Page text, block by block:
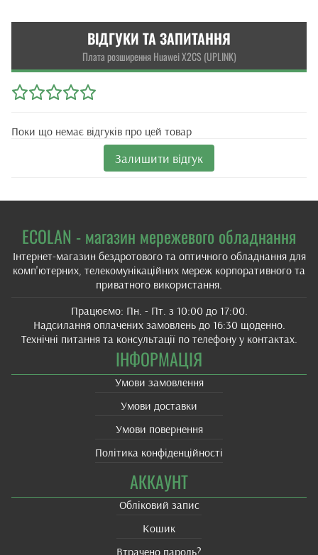
ВІДГУКИ ТА ЗАПИТАННЯ
Плата розширення Huawei X2CS (UPLINK)
Поки що немає відгуків про цей товар
Залишити відгук
ECOLAN - магазин мережевого обладнання
Інтернет-магазин бездротового та оптичного обладнання для
комп'ютерних, телекомунікаційних мереж корпоративного та
приватного використання.
Працюємо: Пн. - Пт. з 10:00 до 17:00.
Надсилання оплачених замовлень до 16:30 щоденно.
Технічні питання та консультації по телефону у контактах.
ІНФОРМАЦІЯ
Умови замовлення
Умови доставки
Умови повернення
Політика конфіденційності
АККАУНТ
Обліковий запис
Кошик
Втрачено пароль?